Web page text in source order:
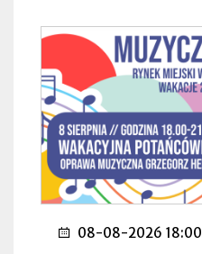
08-08-2026 18:00